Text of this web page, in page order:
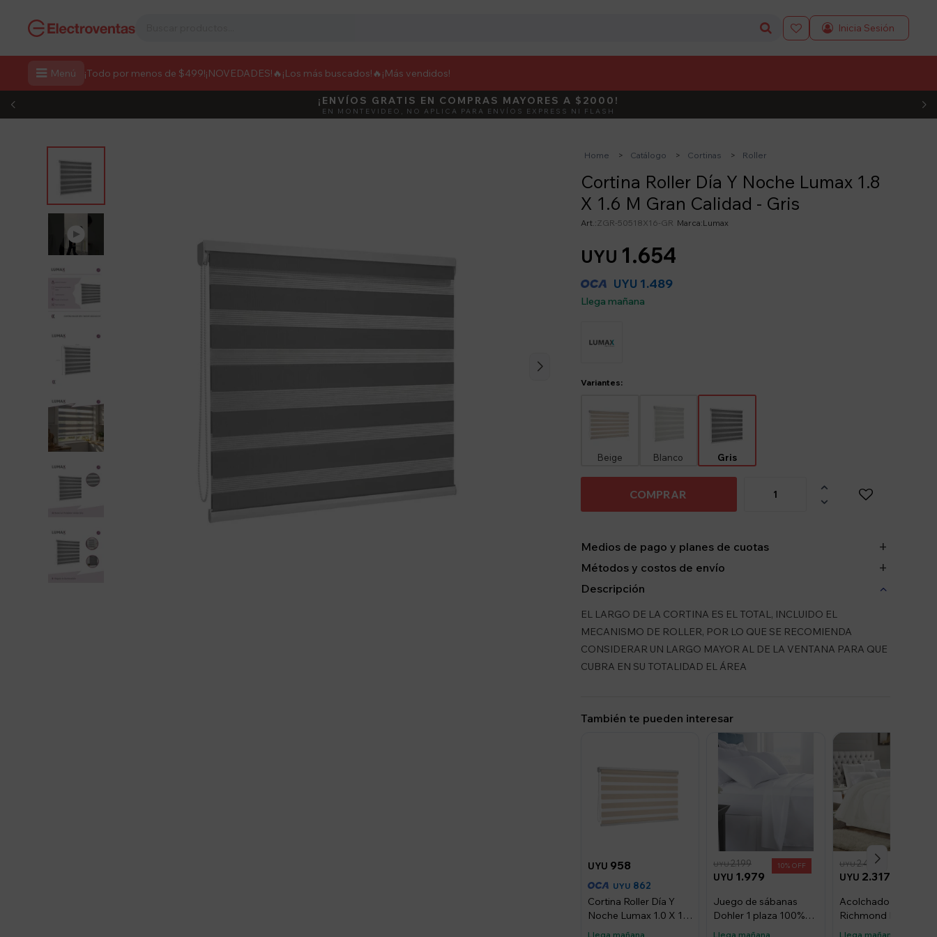
 Menú ¡Todo por menos de $499!¡NOVEDADES! 🔥¡Los más buscados!🔥 ¡Más vendidos!

DEBUT ACTIVÁ EL CÓDIGO
¡ENVÍOS GRATIS EN COMPRAS MAYORES A $2000!
EN MONTEVIDEO, NO APLICA PARA ENVÍOS EXPRESS NI FLASH
¡ENVÍOS FLASH! LLEGA EN 2 HORAS
SOLO PARA MONTEVIDEO EN PRODUCTOS SELECCIONADOS
Home Catálogo Cortinas Roller
Cortina Roller Día Y Noche Lumax 1.8
X 1.6 M Gran Calidad - Gris
ZGR-50518X16-GR Lumax
UYU 1.654
UYU 1.489
Llega mañana
Variantes:
Beige Blanco Gris
COMPRAR


Medios de pago y planes de cuotas
Métodos y costos de envío
Descripción
EL LARGO DE LA CORTINA ES EL TOTAL, INCLUIDO EL
MECANISMO DE ROLLER, POR LO QUE SE RECOMIENDA
CONSIDERAR UN LARGO MAYOR AL DE LA VENTANA PARA QUE
CUBRA EN SU TOTALIDAD EL ÁREA
También te pueden interesar
UYU 958
UYU 862
Cortina Roller Día Y
Noche Lumax 1.0 X 1.6
Llega mañana
UYU 1.979
UYU2.199 10
Juego de sábanas
Dohler 1 plaza 100%
Llega mañana
UYU 2.317
UYU2.439
Acolchado 2 Plazas
Richmond Plus -
Llega mañana